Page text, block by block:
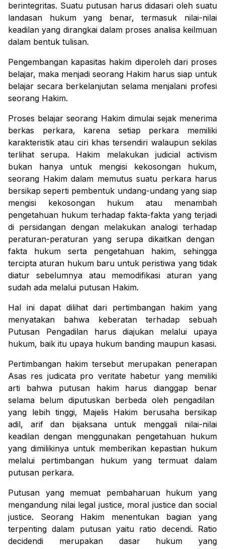
berintegritas. Suatu putusan harus didasari oleh suatu
landasan hukum yang benar, termasuk nilai-nilai
keadilan yang dirangkai dalam proses analisa keilmuan
dalam bentuk tulisan.
Pengembangan kapasitas hakim diperoleh dari proses
belajar, maka menjadi seorang Hakim harus siap untuk
belajar secara berkelanjutan selama menjalani profesi
seorang Hakim.
Proses belajar seorang Hakim dimulai sejak menerima
berkas perkara, karena setiap perkara memiliki
karakteristik atau ciri khas tersendiri walaupun sekilas
terlihat serupa. Hakim melakukan judicial activism
bukan hanya untuk mengisi kekosongan hukum,
seorang Hakim dalam memutus suatu perkara harus
bersikap seperti pembentuk undang-undang yang siap
mengisi kekosongan hukum atau menambah
pengetahuan hukum terhadap fakta-fakta yang terjadi
di persidangan dengan melakukan analogi terhadap
peraturan-peraturan yang serupa dikaitkan dengan
fakta hukum serta pengetahuan hakim, sehingga
tercipta aturan hukum baruuntuk peristiwa yang tidak
diatur sebelumnya atau memodifikasi aturan yang
sudah ada melalui putusan Hakim.
Hal ini dapat dilihat dari pertimbangan hakim yang
menyatakan bahwa keberatan terhadap sebuah
Putusan Pengadilan
harusdiajukan melalui upaya
hukum, baik itu upaya hukum banding maupun kasasi.
Pertimbangan hakim tersebut merupakan penerapan
Asas res judicata pro veritate habetur yang memiliki
arti bahwa putusan hakim harus dianggap benar
selama belum diputuskan berbeda oleh pengadilan
yang lebih tinggi, Majelis Hakim berusaha bersikap
adil, arif dan bijaksana untuk menggali nilai-nilai
keadilan dengan menggunakan pengetahuan hukum
yang dimilikinya untuk memberikan kepastian hukum
melalui pertimbangan hukumyang termuatdalam
putusan perkara.
Putusan yang memuat pembaharuan hukum yang
mengandung nilai legal justice, moral justicedansocial
justice. Seorang Hakim menentukan bagian yang
terpenting dalam putusan yaitu ratio decendi. Ratio
decidendi merupakan dasarhukum yang